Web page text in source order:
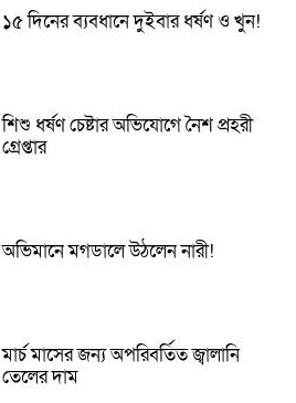
১৫ দিনের ব্যবধানে দুইবার ধর্ষণ ও খুন!
শিশু ধর্ষণ চেষ্টার অভিযোগে নৈশ প্রহরী
গ্রেপ্তার
অভিমানে মগডালে উঠলেন নারী!
মার্চ মাসের জন্য অপরিবর্তিত জ্বালানি
তেলের দাম